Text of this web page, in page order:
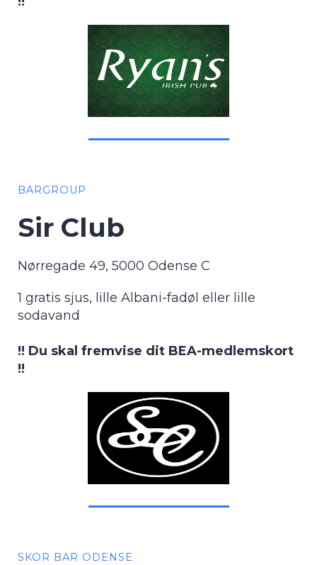
BARGROUP
Sir Club
Nørregade 49, 5000 Odense C
1 gratis sjus, lille Albani-fadøl eller lille
sodavand
!! Du skal fremvise dit BEA-medlemskort
!!
SKOR BAR ODENSE